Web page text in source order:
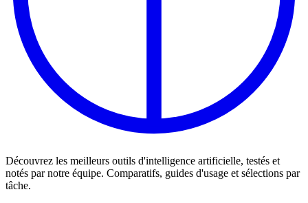
Découvrez les meilleurs outils d'intelligence artificielle, testés et
notés par notre équipe. Comparatifs, guides d'usage et sélections par
tâche.